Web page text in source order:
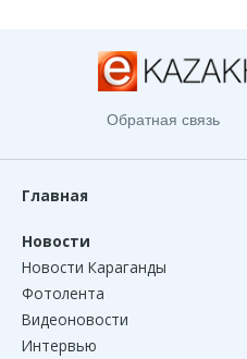
Обратная связь
Главная
Новости
Новости Караганды
Фотолента
Видеоновости
Интервью